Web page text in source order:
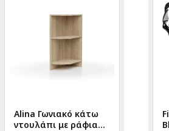
Alina Γωνιακό κάτω
ντουλάπι με ράφια
Figure Cat Porcelain
White 2 Assorted